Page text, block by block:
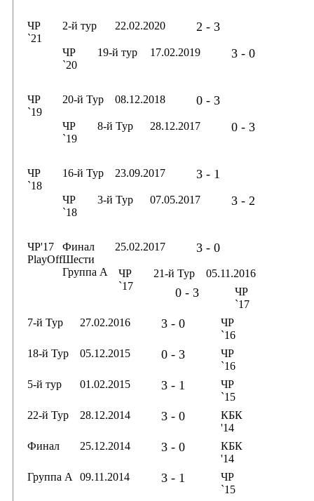
ЧР
`21
2-й тур 22.02.2020 2 - 3
ЧР
`20
19-й тур 17.02.2019 3 - 0
ЧР
`19
20-й Тур 08.12.2018 0 - 3
ЧР
`19
8-й Тур 28.12.2017 0 - 3
ЧР
`18
16-й Тур 23.09.2017 3 - 1
ЧР
`18
3-й Тур 07.05.2017 3 - 2
ЧР'17
PlayOff
Финал
Шести
Группа А
25.02.2017 3 - 0
ЧР
`17
21-й Тур 05.11.2016
0 - 3
ЧР
`17
7-й Тур
27.02.2016 3 - 0
ЧР
`16
18-й Тур
05.12.2015 0 - 3
ЧР
`16
5-й тур
01.02.2015 3 - 1
ЧР
`15
22-й Тур
28.12.2014 3 - 0
КБК
'14
Финал
25.12.2014 3 - 0
КБК
'14
Группа А
09.11.2014 3 - 1
ЧР
`15